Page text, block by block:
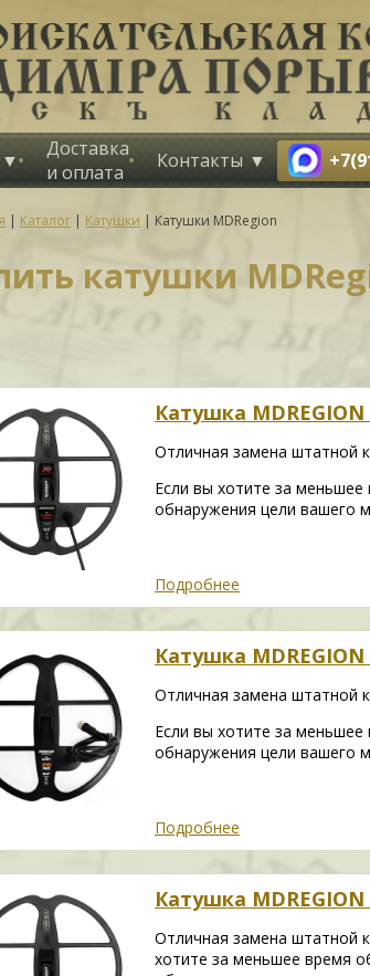
Доставка
и оплата
Контакты
| Каталог | Катушки | Катушки MDRegion
катушки
Катушка
Отличная замена штатной
Если вы хотите за
обнаружения цели вашего
Подробнее
Катушка
Отличная замена штатной
Если вы хотите за
обнаружения цели вашего
Подробнее
Катушка
Отличная замена штатной
хотите за меньшее время